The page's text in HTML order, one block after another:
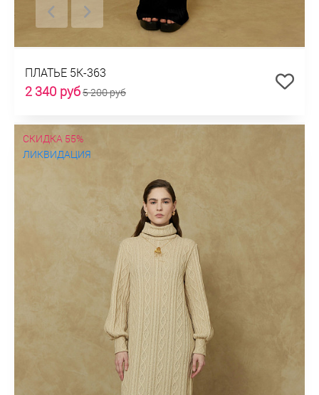
ПЛАТЬЕ 5К-363
2 340 руб5 200 руб
СКИДКА 55%
ЛИКВИДАЦИЯ